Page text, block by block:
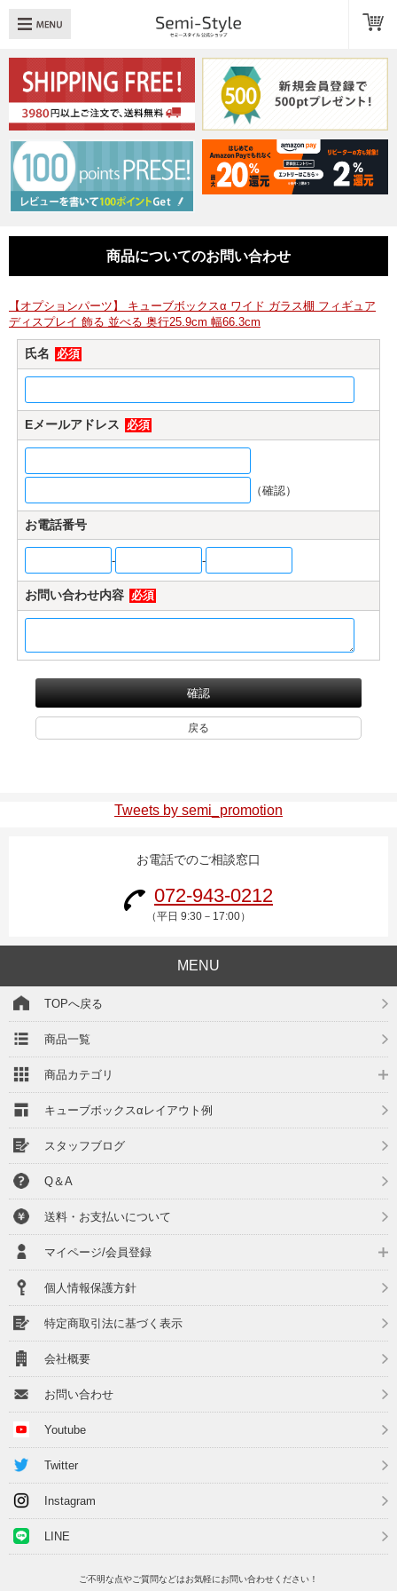
：透明扉 引き出し LED
へ戻る
品一覧
品カテゴリ
タッフブログ
A
料・お支払いについて
イページ/会員登録
人情報保護方針
定商取引法に基づく表記
社概要
い合わせ
商品についてのお問い合わせ
【オプションパーツ】 キューブボックスα ワイド ガラス棚 フィギュア
ディスプレイ 飾る 並べる 奥行25.9cm 幅66.3cm
氏名 必須
Eメールアドレス 必須
（確認）
お電話番号
- -
お問い合わせ内容 必須
Tweets by semi_promotion
お電話でのご相談窓口
072-943-0212
（平日 9:30－17:00）
MENU
TOPへ戻る
商品一覧
商品カテゴリ
キューブボックスαレイアウト例
スタッフブログ
Q＆A
送料・お支払いについて
マイページ/会員登録
個人情報保護方針
特定商取引法に基づく表示
会社概要
お問い合わせ
Youtube
Twitter
Instagram
LINE
ご不明な点やご質問などはお気軽にお問い合わせください！